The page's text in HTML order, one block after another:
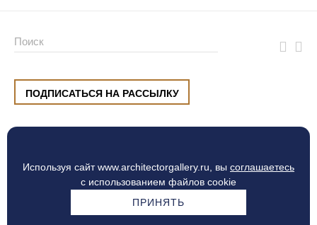
Используя сайт www.architectorgallery.ru, вы соглашаетесь
с использованием файлов cookie
ПРИНЯТЬ
ПОДПИСАТЬСЯ НА РАССЫЛКУ
ул. Малышева, 8, Екатеринбург
Процесс оплаты